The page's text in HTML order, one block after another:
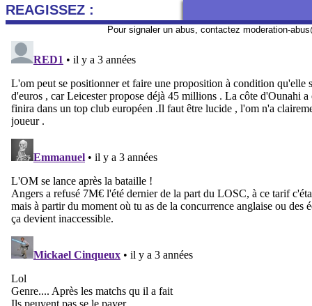
REAGISSEZ :
Pour signaler un abus, contactez moderation-